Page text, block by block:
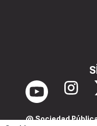
@ Sociedad